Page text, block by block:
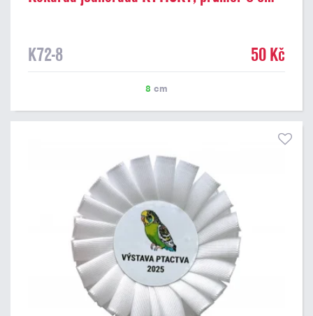
K72-8 50 Kč
8 cm